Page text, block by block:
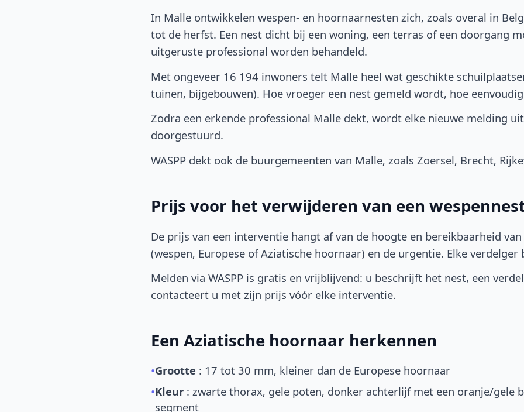
In Malle ontwikkelen wespen- en hoornaarnesten zich, zoals overal in
tot de herfst. Een nest dicht bij een woning, een terras of een doorgang
uitgeruste professional worden behandeld.
Met ongeveer 16 194 inwoners telt Malle heel wat geschikte
tuinen, bijgebouwen). Hoe vroeger een nest gemeld wordt, hoe
Zodra een erkende professional Malle dekt, wordt elke nieuwe melding
doorgestuurd.
WASPP dekt ook de buurgemeenten van Malle, zoals Zoersel, Brecht,
Prijs voor het verwijderen van een
De prijs van een interventie hangt af van de hoogte en bereikbaarheid
(wespen, Europese of Aziatische hoornaar) en de urgentie. Elke
Melden via WASPP is gratis en vrijblijvend: u beschrijft het nest, een
contacteert u met zijn prijs vóór elke interventie.
Een Aziatische hoornaar herkennen
•Grootte : 17 tot 30 mm, kleiner dan de Europese hoornaar
•Kleur : zwarte thorax, gele poten, donker achterlijf met een oranje/gele
segment